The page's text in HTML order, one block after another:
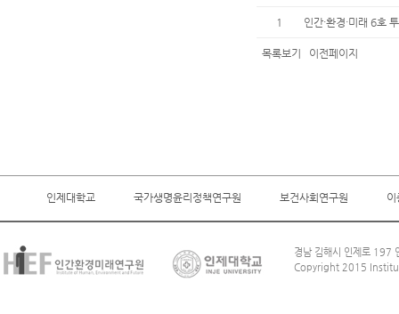
1 인간·환경·미래 6호
목록보기 이전페이지
인제대학교 국가생명윤리정책연구원 보건사회연구원 이
경남 김해시 인제로
Copyright 2015